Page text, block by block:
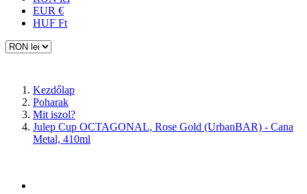
EUR €
HUF Ft
Kezdőlap
Poharak
Mit iszol?
Julep Cup OCTAGONAL, Rose Gold (UrbanBAR) - Cana
Metal, 410ml